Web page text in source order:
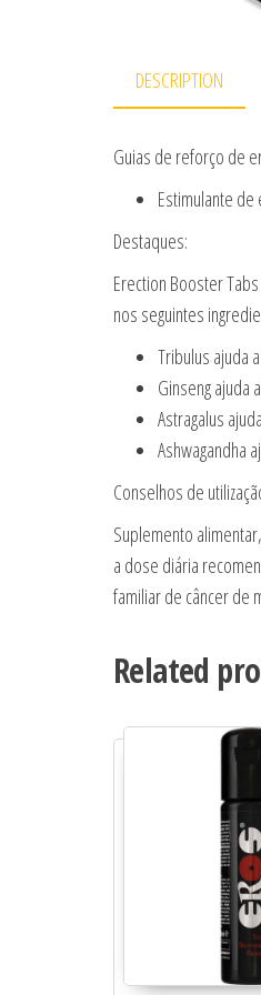
DESCRIPTION
Guias de reforço de
Estimulante
Destaques:
Erection Booster
nos seguintes
Tribulus ajuda
Ginseng ajuda
Astragalus
Ashwagandha
Conselhos de
Suplemento
a dose diária
familiar de câncer de
Related